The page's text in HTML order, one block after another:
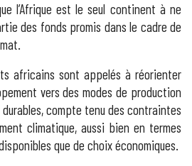
l’Afrique est le seul continent à ne
des fonds promis dans le cadre de
africains sont appelés à réorienter
vers des modes de production
compte tenu des contraintes
climatique, aussi bien en termes
que de choix économiques.